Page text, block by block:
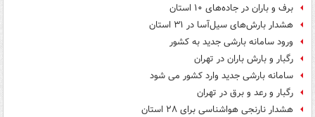
برف و باران در جاده‌های ۱۰ استان
هشدار بارش‌های سیل‌آسا در ۳۱ استان
ورود سامانه بارشی جدید به کشور
رگبار و بارش باران در تهران
سامانه بارشی جدید وارد کشور می شود
رگبار و رعد و برق در تهران
هشدار نارنجی هواشناسی برای ۲۸ استان